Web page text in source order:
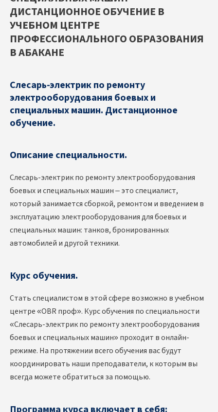
ДИСТАНЦИОННОЕ ОБУЧЕНИЕ В
УЧЕБНОМ ЦЕНТРЕ
ПРОФЕССИОНАЛЬНОГО ОБРАЗОВАНИЯ
В АБАКАНЕ
Слесарь-электрик по ремонту
электрооборудования боевых и
специальных машин. Дистанционное
обучение.
Описание специальности.
Слесарь-электрик по ремонту электрооборудования
боевых и специальных машин – это специалист,
который занимается сборкой, ремонтом и введением в
эксплуатацию электрооборудования для боевых и
специальных машин: танков, бронированных
автомобилей и другой техники.
Курс обучения.
Стать специалистом в этой сфере возможно в учебном
центре «OBR проф». Курс обучения по специальности
«Слесарь-электрик по ремонту электрооборудования
боевых и специальных машин» проходит в онлайн-
режиме. На протяжении всего обучения вас будут
координировать наши преподаватели, к которым вы
всегда можете обратиться за помощью.